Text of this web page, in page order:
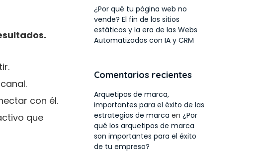
con él.
que
¿Por qué tu página web no
vende? El fin de los sitios
estáticos y la era de las Webs
Automatizadas con IA y CRM
Comentarios recientes
Arquetipos de marca,
importantes para el éxito de las
estrategias de marca en ¿Por
qué los arquetipos de marca
son importantes para el éxito
de tu empresa?